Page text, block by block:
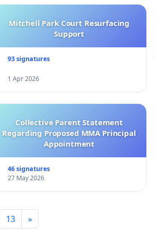
Mitchell Park Court Resurfacing
Support
93 signatures
1 Apr 2026
Collective Parent Statement
Regarding Proposed MMA Principal
Appointment
46 signatures
27 May 2026
13 »